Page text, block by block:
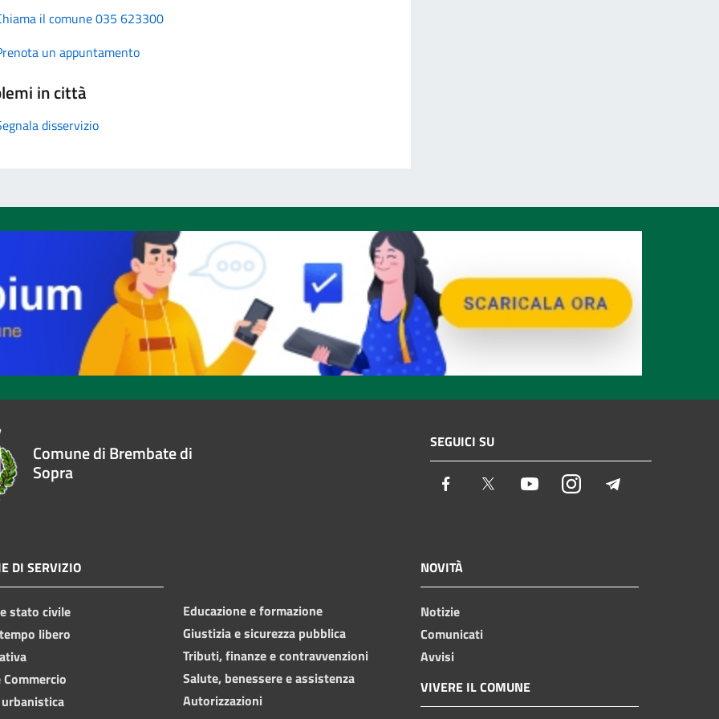
il comune 035 623300
un appuntamento
in città
disservizio
Comune di Brembate di
Sopra
SEGUICI SU
Facebook Twitter YoutubeInstagram
DI SERVIZIO
stato civile
libero
Educazione e formazione
Giustizia e sicurezza pubblica
Tributi, finanze e contravvenzioni
Salute, benessere e assistenza
Autorizzazioni
NOVITÀ
Notizie
Comunicati
Avvisi
VIVERE IL COMUNE